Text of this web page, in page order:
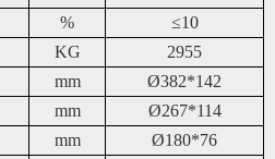
%
≤10
KG
2955
mm
Ø382*142
mm
Ø267*114
mm
Ø180*76